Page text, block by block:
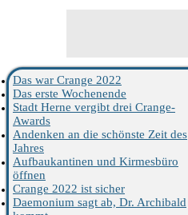
Das war Crange 2022
Das erste Wochenende
Stadt Herne vergibt drei Crange-
Awards
Andenken an die schönste Zeit des
Jahres
Aufbaukantinen und Kirmesbüro
öffnen
Crange 2022 ist sicher
Daemonium sagt ab, Dr. Archibald